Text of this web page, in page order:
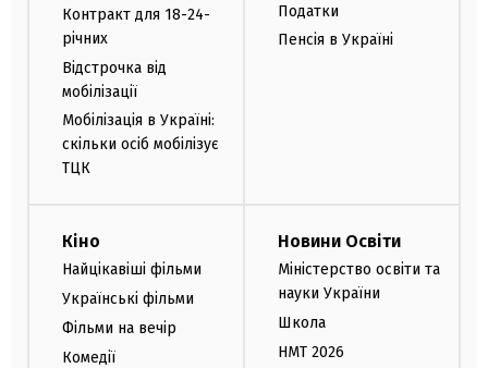
Контракт для 18-24-
річних
Відстрочка від
мобілізації
Мобілізація в Україні:
скільки осіб мобілізує
ТЦК
Податки
Пенсія в Україні
Кіно
Найцікавіші фільми
Українські фільми
Фільми на вечір
Комедії
Новини Освіти
Міністерство освіти та
науки України
Школа
НМТ 2026